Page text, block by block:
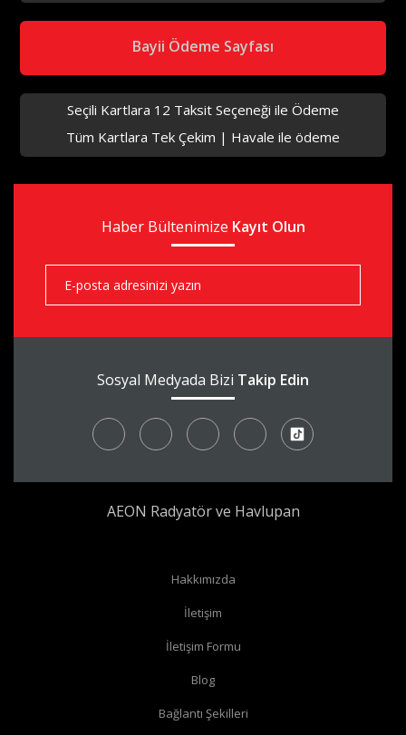
Bayii Ödeme Sayfası
Seçili Kartlara 12 Taksit Seçeneği ile Ödeme
Tüm Kartlara Tek Çekim | Havale ile ödeme
Haber Bültenimize Kayıt Olun
Sosyal Medyada Bizi Takip Edin
AEON Radyatör ve Havlupan
Hakkımızda
İletişim
İletişim Formu
Blog
Bağlantı Şekilleri